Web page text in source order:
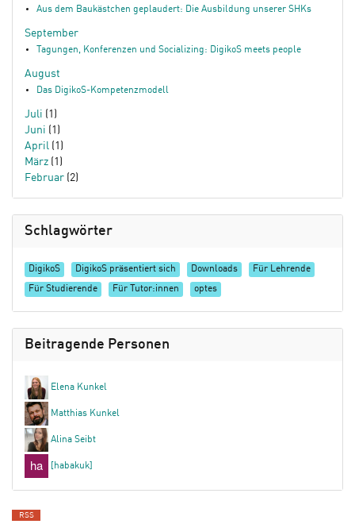
Aus dem Baukästchen geplaudert: Die Ausbildung unserer SHKs
September
Tagungen, Konferenzen und Socializing: DigikoS meets people
August
Das DigikoS-Kompetenzmodell
Juli (1)
Juni (1)
April (1)
März (1)
Februar (2)
Schlagwörter
DigikoS DigikoS präsentiert sich Downloads Für Lehrende
Für Studierende Für Tutor:innen optes
Beitragende Personen
Elena Kunkel
Matthias Kunkel
Alina Seibt
[habakuk]
RSS